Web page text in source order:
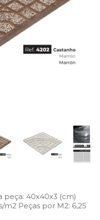
peça: 40x40x3 (cm)
m2 Peças por M2: 6,25